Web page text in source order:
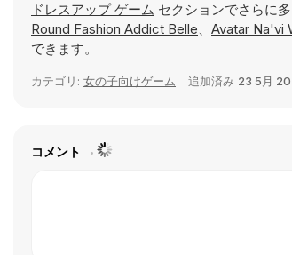
ドレスアップ ゲーム セクションでさらに
Round Fashion Addict Belle、 Avatar Na'vi
できます。
カテゴリ: 女の子向けゲーム 追加済み 23 5月
コメント